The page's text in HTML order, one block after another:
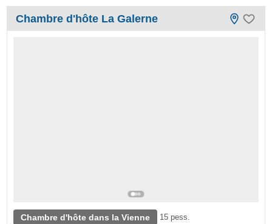
Chambre d'hôte La Galerne
Chambre d'hôte dans la Vienne 15 pess.